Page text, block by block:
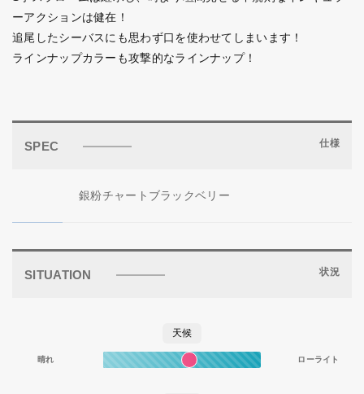
ーアクションは健在！
追尾したシーバスにも思わず口を使わせてしまいます！
ラインナップカラーも攻撃的なラインナップ！
SPEC 仕様
銀粉チャートブラックベリー
SITUATION 状況
天候
晴れ ローライト